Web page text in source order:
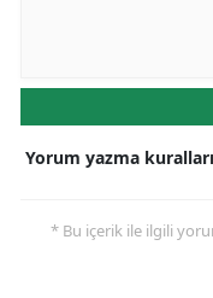
Yorum yazma
* Bu içerik ile ilgili